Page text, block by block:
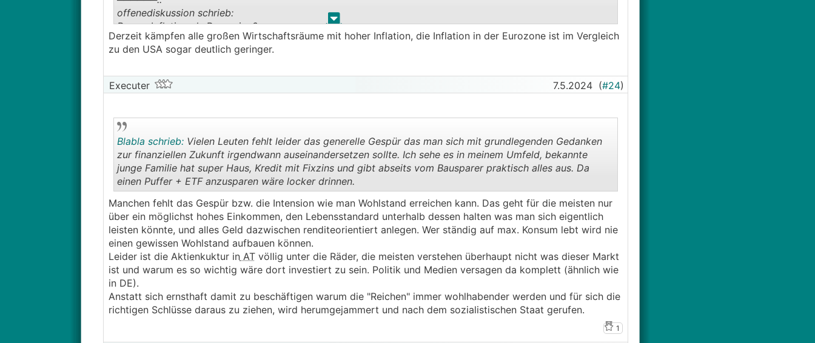
. .
offenediskussion schrieb:
Besser Inflation als Rezession?
───────────────
Exportquote von >90%, mit einem großen Anteil (direkt oder indirekt) außerhalb des Euroraums. Inflation
(ohne gleichzeitige Euro Abwertung, die ja auch keiner will) macht uns schlicht und einfach teurer und
sondern Rezession wegen der Inflation.
Derzeit kämpfen alle großen Wirtschaftsräume mit hoher Inflation, die Inflation in der Eurozone ist im Vergleich
zu den USA sogar deutlich geringer.
Executer 7.5.2024 (#24)
..
Blabla schrieb:Vielen Leuten fehlt leider das generelle Gespür das man sich mit grundlegenden Gedanken
zur finanziellen Zukunft irgendwann auseinandersetzen sollte. Ich sehe es in meinem Umfeld, bekannte
junge Familie hat super Haus, Kredit mit Fixzins und gibt abseits vom Bausparer praktisch alles aus. Da
einen Puffer + ETF anzusparen wäre locker drinnen.
Manchen fehlt das Gespür bzw. die Intension wie man Wohlstand erreichen kann. Das geht für die meisten nur
über ein möglichst hohes Einkommen, den Lebensstandard unterhalb dessen halten was man sich eigentlich
leisten könnte, und alles Geld dazwischen renditeorientiert anlegen. Wer ständig auf max. Konsum lebt wird nie
einen gewissen Wohlstand aufbauen können.
Leider ist die Aktienkuktur inATvöllig unter die Räder, die meisten verstehen überhaupt nicht was dieser Markt
ist und warum es so wichtig wäre dort investiert zu sein. Politik und Medien versagen da komplett (ähnlich wie
in DE).
Anstatt sich ernsthaft damit zu beschäftigen warum die "Reichen" immer wohlhabender werden und für sich die
richtigen Schlüsse daraus zu ziehen, wird herumgejammert und nach dem sozialistischen Staat gerufen.
1